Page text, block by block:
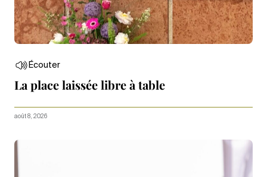
Écouter
La place laissée libre à table
août 8, 2026